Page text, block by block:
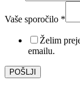
Ime
Vaše sporočilo *
Želim
emailu.
POŠLJI